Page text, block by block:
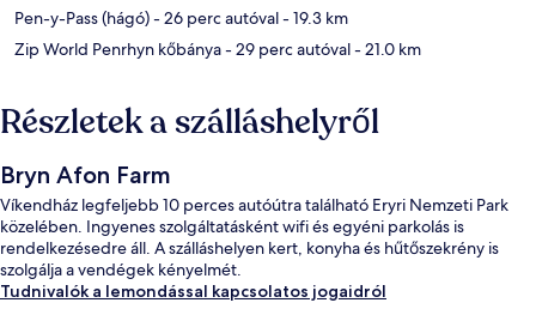
Pen-y-Pass (hágó)- 26 perc autóval- 19.3 km
Zip World Penrhyn kőbánya- 29 perc autóval- 21.0 km
Részletek a szálláshelyről
Bryn Afon Farm
Víkendház legfeljebb 10 perces autóútra található Eryri Nemzeti Park
közelében. Ingyenes szolgáltatásként wifi és egyéni parkolás is
rendelkezésedre áll. A szálláshelyen kert, konyha és hűtőszekrény is
szolgálja a vendégek kényelmét.
Tudnivalók a lemondással kapcsolatos jogaidról